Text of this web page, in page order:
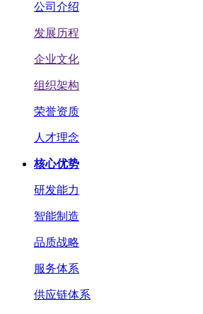
公司介绍
发展历程
企业文化
组织架构
荣誉资质
人才理念
核心优势
研发能力
智能制造
品质战略
服务体系
供应链体系